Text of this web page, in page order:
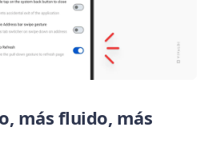
más fluido, más